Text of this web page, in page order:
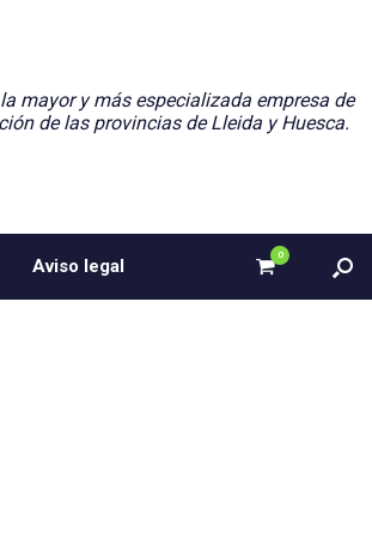
mayor y más especializada empresa de
de las provincias de Lleida y Huesca.
Aviso legal
Ver
carrito
0